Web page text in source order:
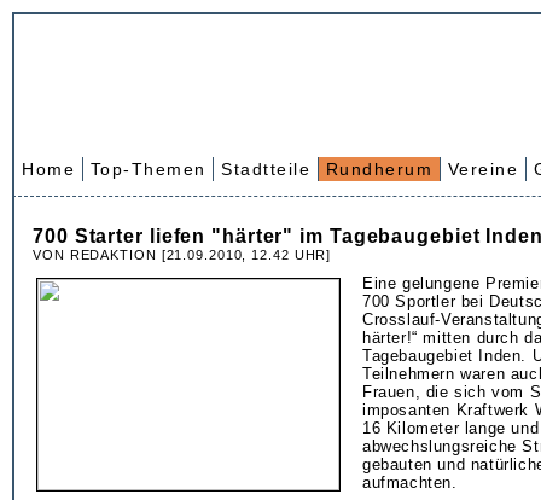
Home Top-Themen Stadtteile Rundherum Vereine
700 Starter liefen "härter" im Tagebaugebiet
VON REDAKTION [21.09.2010, 12.42 UHR]
Eine gelungene
700 Sportler bei
Crosslauf-
härter!“ mitten durch
Tagebaugebiet Inden.
Teilnehmern waren
Frauen, die sich vom
imposanten Kraftwerk
16 Kilometer lange und
abwechslungsreiche
gebauten und
aufmachten.